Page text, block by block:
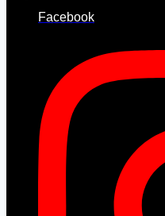
Facebook